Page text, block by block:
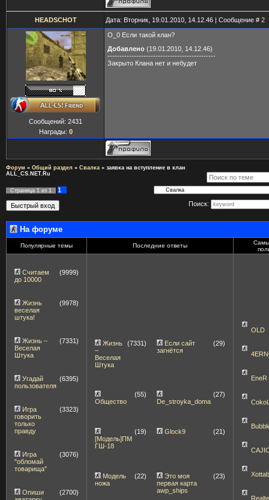
HEADSCHOT Дата: Вторник, 19.01.2010, 14.12.46 | Сообщение # 2
Сообщений: 2431
Награды: 0
O_0 Если такой клан?
Добавлено (19.01.2010, 14.12.46)
---------------------------------------------
Закрыто Клана нет и небудет
Форум » Общий раздел » Свалка » заявка на вступление в клан
ALL_CS.NET.Ru
Страница 1 из 1
1
Поиск:
На форуме
Популярные темы Последние ответы
Считаем
до 10000
(9999)
Жизнь
веселая
штука!
(9978)
Жизнь –
Веселая
Штука
(7331)
Угадай
пользователя
(6395)
Игра
говорить
только
правду
(3323)
Игра
"обломай
товарища"
(3076)
Опиши
(2700)
Жизнь
–
Веселая
Штука
(7331)
Если сайт
загнётся
(29)
Общество
(55)
De_stroyka_doma
(27)
[Модель]ПМ
ГШ-18
(19) Glock9 (21)
Модель
ножа
(22)
Это моя
первая карта
awp_ships
(23)
OLD
EneR